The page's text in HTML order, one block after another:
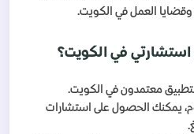
وقضايا العمل في الكويت.
استشارتي في الكويت؟
معتمدون في الكويت.
يمكنك الحصول على استشارات